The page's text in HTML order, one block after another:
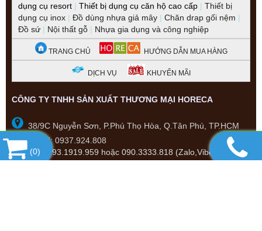
dụng cụ resort | Thiết bị dụng cụ căn hộ cao cấp | Thiết bị
dụng cụ inox | Đồ dùng nhựa giả mây | Chăn drap gối nệm |
Đồ sứ | Nội thất gỗ | Nhựa gia dụng và công nghiệp
TRANG CHỦ HƯỚNG DẪN MUA HÀNG
DỊCH VỤ KHUYẾN MÃI
CÔNG TY TNHH SẢN XUẤT THƯƠNG MẠI HORECA
38/9C Nguyễn Sơn, P.Phú Thọ Hòa, Q.Tân Phú, TP.HCM
CSKH: 0937.924.808
-Hotline: 093.1919.959 hoặc 090.3333.818 (Zalo,Viber)
(0)